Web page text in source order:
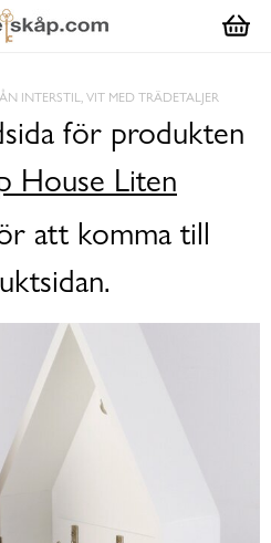
INTERSTIL, VIT MED TRÄDETALJER
för produkten
House Liten
att komma till